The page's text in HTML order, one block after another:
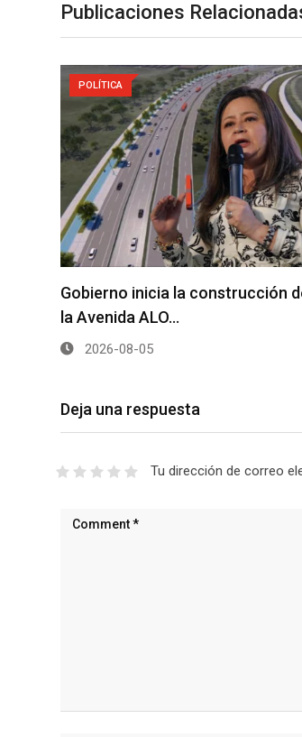
Publicaciones
POLÍTICA
Gobierno inicia la construcción
la Avenida ALO…
2026-08-05
Deja una respuesta
Tu dirección de correo